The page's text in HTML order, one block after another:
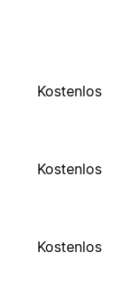
Kostenlos
Kostenlos
Kostenlos